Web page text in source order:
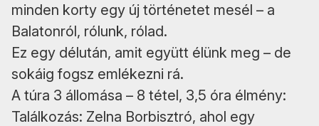
minden korty egy új történetet mesél – a
Balatonról, rólunk, rólad.
Ez egy délután, amit együtt élünk meg – de
sokáig fogsz emlékezni rá.
A túra 3 állomása – 8 tétel, 3,5 óra élmény:
Találkozás: Zelna Borbisztró, ahol egy